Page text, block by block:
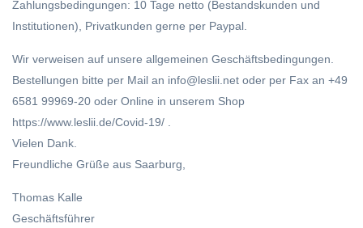
Zahlungsbedingungen: 10 Tage netto (Bestandskunden und
Institutionen), Privatkunden gerne per Paypal.
Wir verweisen auf unsere allgemeinen Geschäftsbedingungen.
Bestellungen bitte per Mail an info@leslii.net oder per Fax an +49
6581 99969-20 oder Online in unserem Shop
https://www.leslii.de/Covid-19/ .
Vielen Dank.
Freundliche Grüße aus Saarburg,
Thomas Kalle
Geschäftsführer